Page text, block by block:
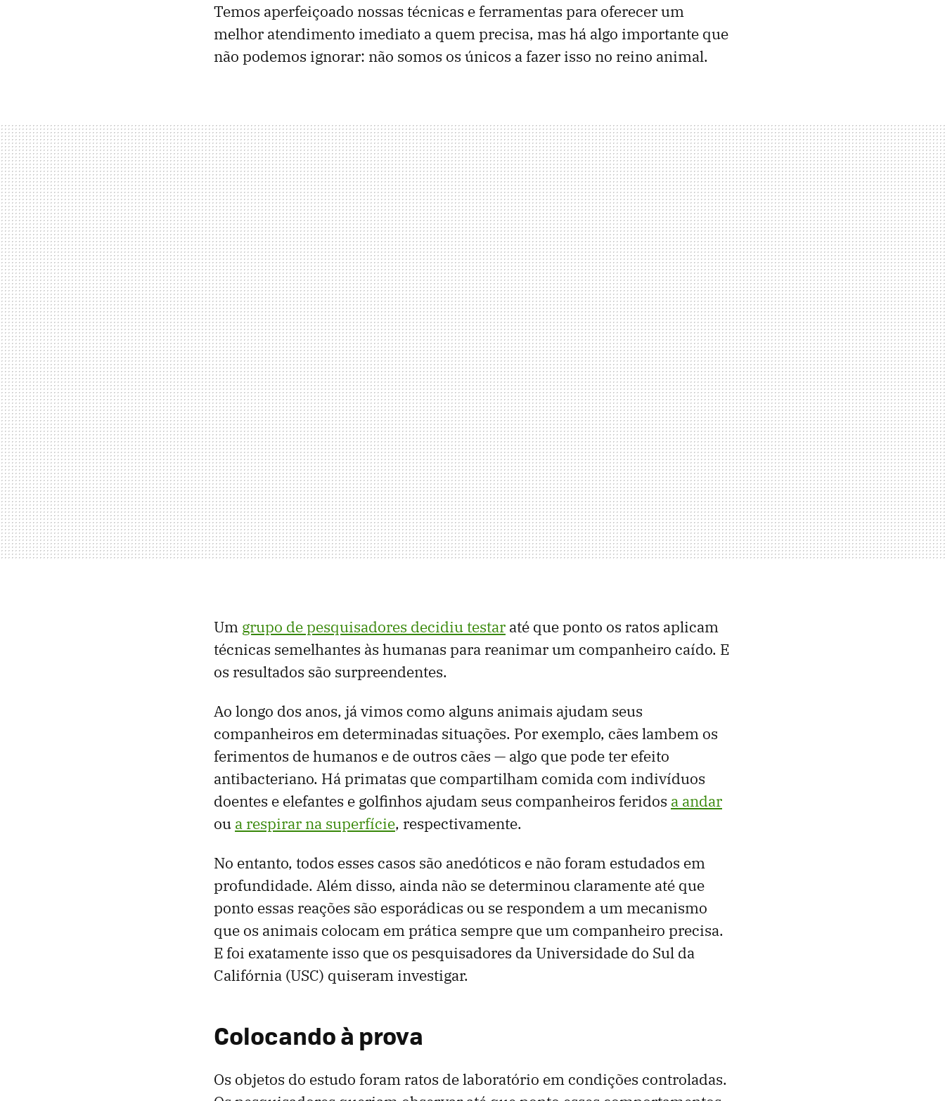
Temos aperfeiçoado nossas técnicas e ferramentas para oferecer um
melhor atendimento imediato a quem precisa, mas há algo importante que
não podemos ignorar: não somos os únicos a fazer isso no reino animal.
Um grupo de pesquisadores decidiu testar até que ponto os ratos aplicam
técnicas semelhantes às humanas para reanimar um companheiro caído. E
os resultados são surpreendentes.
Ao longo dos anos, já vimos como alguns animais ajudam seus
companheiros em determinadas situações. Por exemplo, cães lambem os
ferimentos de humanos e de outros cães — algo que pode ter efeito
antibacteriano. Há primatas que compartilham comida com indivíduos
doentes e elefantes e golfinhos ajudam seus companheiros feridos a andar
ou a respirar na superfície, respectivamente.
No entanto, todos esses casos são anedóticos e não foram estudados em
profundidade. Além disso, ainda não se determinou claramente até que
ponto essas reações são esporádicas ou se respondem a um mecanismo
que os animais colocam em prática sempre que um companheiro precisa.
E foi exatamente isso que os pesquisadores da Universidade do Sul da
Califórnia (USC) quiseram investigar.
Colocando à prova
Os objetos do estudo foram ratos de laboratório em condições controladas.